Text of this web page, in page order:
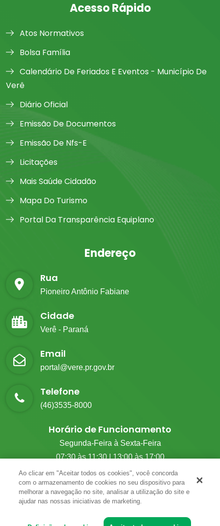
Acesso Rápido
Atos Normativos
Bolsa Família
Calendário De Feriados E Eventos - Município De
Verê
Diário Oficial
Emissão De Documentos
Emissão De Nfs-E
Licitações
Mais Saúde Cidadão
Mapa Do Turismo
Portal Da Transparência Equiplano
Endereço
Rua
Pioneiro Antônio Fabiane
Cidade
Verê - Paraná
Email
portal@vere.pr.gov.br
Telefone
(46)3535-8000
Horário de Funcionamento
Segunda-Feira à Sexta-Feira
07:30 às 11:30 | 13:00 às 17:00
© 2026 G.M Tecnologia. Todos Os Direitos Reservados.
Ao clicar em "Aceitar todos os cookies", você concorda
com o armazenamento de cookies no seu dispositivo para
melhorar a navegação no site, analisar a utilização do site e
ajudar nas nossas iniciativas de marketing.